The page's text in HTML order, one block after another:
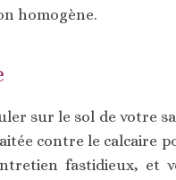
homogène.
sur le sol de votre
contre le calcaire
fastidieux, et